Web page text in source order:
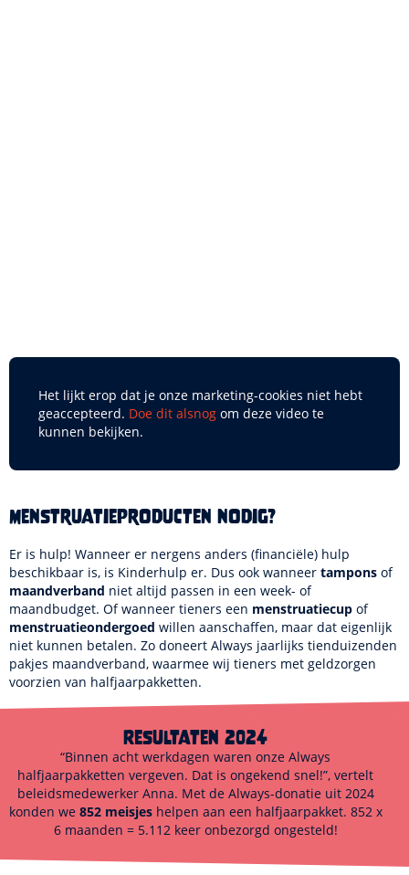
Het lijkt erop dat je onze marketing-cookies niet hebt
geaccepteerd. Doe dit alsnog om deze video te
kunnen bekijken.
Menstruatieproducten nodig?
Er is hulp! Wanneer er nergens anders (financiële) hulp
beschikbaar is, is Kinderhulp er. Dus ook wanneer tampons of
maandverband niet altijd passen in een week- of
maandbudget. Of wanneer tieners een menstruatiecup of
menstruatieondergoed willen aanschaffen, maar dat eigenlijk
niet kunnen betalen. Zo doneert Always jaarlijks tienduizenden
pakjes maandverband, waarmee wij tieners met geldzorgen
voorzien van halfjaarpakketten.
Resultaten 2024
“Binnen acht werkdagen waren onze Always
halfjaarpakketten vergeven. Dat is ongekend snel!”, vertelt
beleidsmedewerker Anna. Met de Always-donatie uit 2024
konden we 852 meisjeshelpen aan een halfjaarpakket. 852 x
6 maanden = 5.112 keer onbezorgd ongesteld!